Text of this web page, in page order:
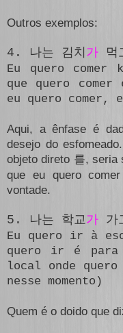
Outros exemplos:
4. 나는 김치 가 먹
Eu quero comer
que quero
eu quero comer,
Aqui, a ênfase é
desejo do
objeto direto 를, seria
que eu quero
vontade.
5. 나는 학교가 가
Eu quero ir à
quero ir é
local onde
nesse momento)
Quem é o doido que